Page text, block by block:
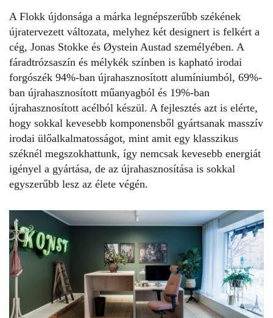
A Flokk újdonsága a márka legnépszerűbb székének
újratervezett változata, melyhez két designert is felkért a
cég, Jonas Stokke és Øystein Austad személyében. A
fáradtrózsaszín és mélykék színben is kapható irodai
forgószék 94%-ban újrahasznosított alumíniumból, 69%-
ban újrahasznosított műanyagból és 19%-ban
újrahasznosított acélból készül. A fejlesztés azt is elérte,
hogy sokkal kevesebb komponensből gyártsanak masszív
irodai ülőalkalmatosságot, mint amit egy klasszikus
széknél megszokhattunk, így nemcsak kevesebb energiát
igényel a gyártása, de az újrahasznosítása is sokkal
egyszerűbb lesz az élete végén.